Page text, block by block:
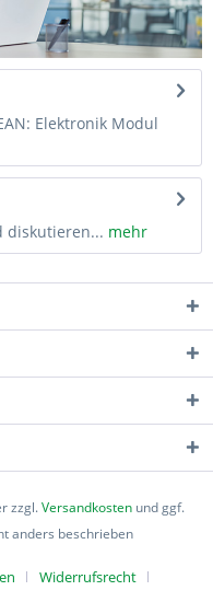
Elektronik Modul
diskutieren... mehr
zzgl.Versandkosten und ggf.
anders beschrieben
Widerrufsrecht